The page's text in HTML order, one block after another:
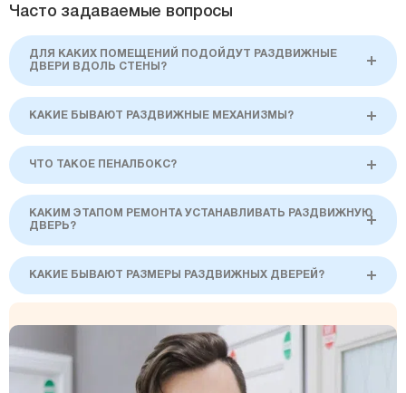
Часто задаваемые вопросы
ДЛЯ КАКИХ ПОМЕЩЕНИЙ ПОДОЙДУТ РАЗДВИЖНЫЕ
ДВЕРИ ВДОЛЬ СТЕНЫ?
КАКИЕ БЫВАЮТ РАЗДВИЖНЫЕ МЕХАНИЗМЫ?
ЧТО ТАКОЕ ПЕНАЛБОКС?
КАКИМ ЭТАПОМ РЕМОНТА УСТАНАВЛИВАТЬ РАЗДВИЖНУЮ
ДВЕРЬ?
КАКИЕ БЫВАЮТ РАЗМЕРЫ РАЗДВИЖНЫХ ДВЕРЕЙ?